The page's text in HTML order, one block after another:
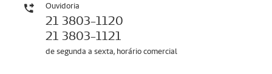
Ouvidoria
21 3803-1120
21 3803-1121
de segunda a sexta, horário comercial